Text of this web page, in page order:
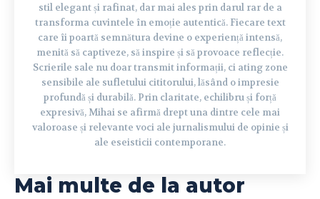
stil elegant și rafinat, dar mai ales prin darul rar de a
transforma cuvintele în emoție autentică. Fiecare text
care îi poartă semnătura devine o experiență intensă,
menită să captiveze, să inspire și să provoace reflecție.
Scrierile sale nu doar transmit informații, ci ating zone
sensibile ale sufletului cititorului, lăsând o impresie
profundă și durabilă. Prin claritate, echilibru și forță
expresivă, Mihai se afirmă drept una dintre cele mai
valoroase și relevante voci ale jurnalismului de opinie și
ale eseisticii contemporane.
Mai multe de la autor